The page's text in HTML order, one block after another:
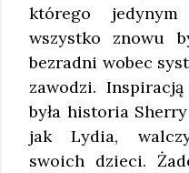
którego
wszystko znowu
bezradni wobec
zawodzi.
była historia
jak Lydia,
swoich dzieci.